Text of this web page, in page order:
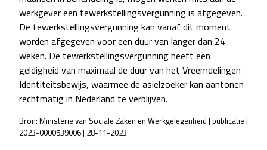
werkgever een tewerkstellingsvergunning is afgegeven.
De tewerkstellingsvergunning kan vanaf dit moment
worden afgegeven voor een duur van langer dan 24
weken. De tewerkstellingsvergunning heeft een
geldigheid van maximaal de duur van het Vreemdelingen
Identiteitsbewijs, waarmee de asielzoeker kan aantonen
rechtmatig in Nederland te verblijven.
Bron: Ministerie van Sociale Zaken en Werkgelegenheid | publicatie |
2023-0000539006 | 28-11-2023